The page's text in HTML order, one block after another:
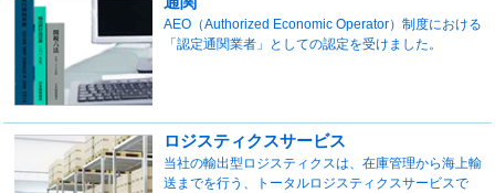
AEO（Authorized Economic Operator）制度における
「認定通関業者」としての認定を受けました。
ロジスティクスサービス
当社の輸出型ロジスティクスは、在庫管理から海上輸
送までを行う、トータルロジスティクスサービスで